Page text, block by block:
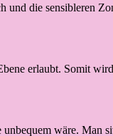
die sensibleren
erlaubt. Somit
unbequem wäre.